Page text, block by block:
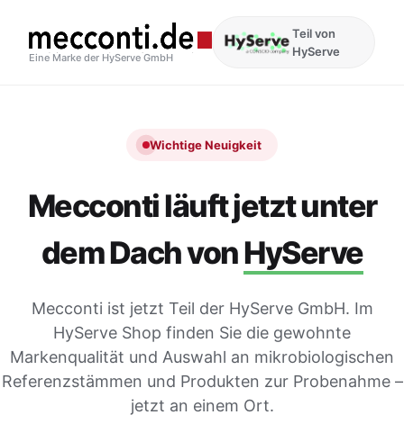
Eine Marke der HyServe GmbH
Teil von
HyServe
Wichtige Neuigkeit
Mecconti läuft jetzt unter
dem Dach vonHyServe
Mecconti ist jetzt Teil der HyServe GmbH. Im
HyServe Shop finden Sie die gewohnte
Markenqualität und Auswahl an mikrobiologischen
Referenzstämmen und Produkten zur Probenahme –
jetzt an einem Ort.